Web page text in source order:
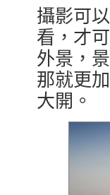
攝影可
看，才
外景，
那就更
大開。